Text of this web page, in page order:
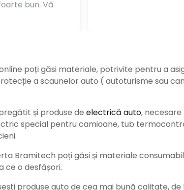
bun. Vă
poți găsi materiale, potrivite pentru a
a scaunelor auto ( autoturisme sau
și produse de electrică auto,
special pentru camioane, tub
Bramitech poți găsi și materiale
ce o desfășori.
produse auto de cea mai bună calitate,